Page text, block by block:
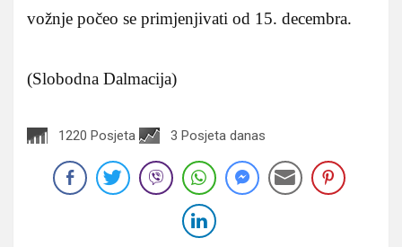
vožnje počeo se primjenjivati od 15. decembra.
(Slobodna Dalmacija)
1220 Posjeta 3 Posjeta danas